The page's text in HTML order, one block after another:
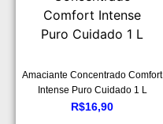
Amaciante Concentrado Comfort
Intense Puro Cuidado 1 L
R$16,90